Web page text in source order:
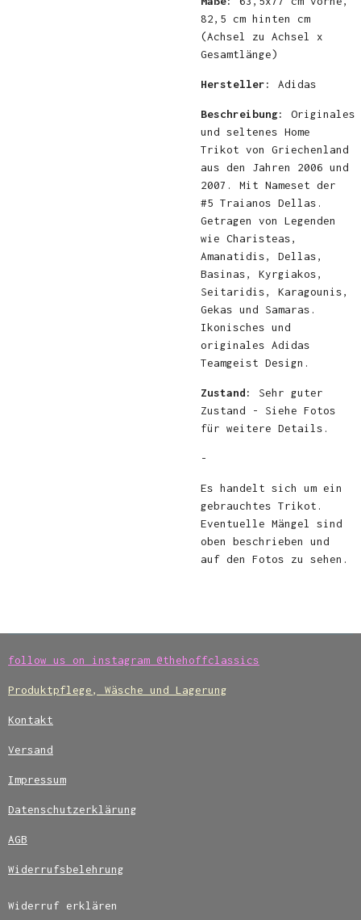
82,5 cm hinten cm
(Achsel zu Achsel x
Gesamtlänge)
Hersteller: Adidas
Beschreibung:
Originales
und seltenes Home
Trikot von Griechenland
aus den Jahren 2006 und
2007. Mit Nameset der
#5 Traianos Dellas.
Getragen von Legenden
wie Charisteas,
Amanatidis, Dellas,
Basinas, Kyrgiakos,
Seitaridis, Karagounis,
Gekas und Samaras.
Ikonisches und
originales Adidas
Teamgeist Design.
Zustand:
Sehr guter
Zustand - Siehe Fotos
für weitere Details.
-
Es handelt sich um ein
gebrauchtes Trikot.
Eventuelle Mängel sind
oben beschrieben und
auf den Fotos zu sehen.
follow us on instagram @thehoffclassics
Produktpflege, Wäsche und Lagerung
Kontakt
Versand
Impressum
Datenschutzerklärung
AGB
Widerrufsbelehrung
Widerruf erklären